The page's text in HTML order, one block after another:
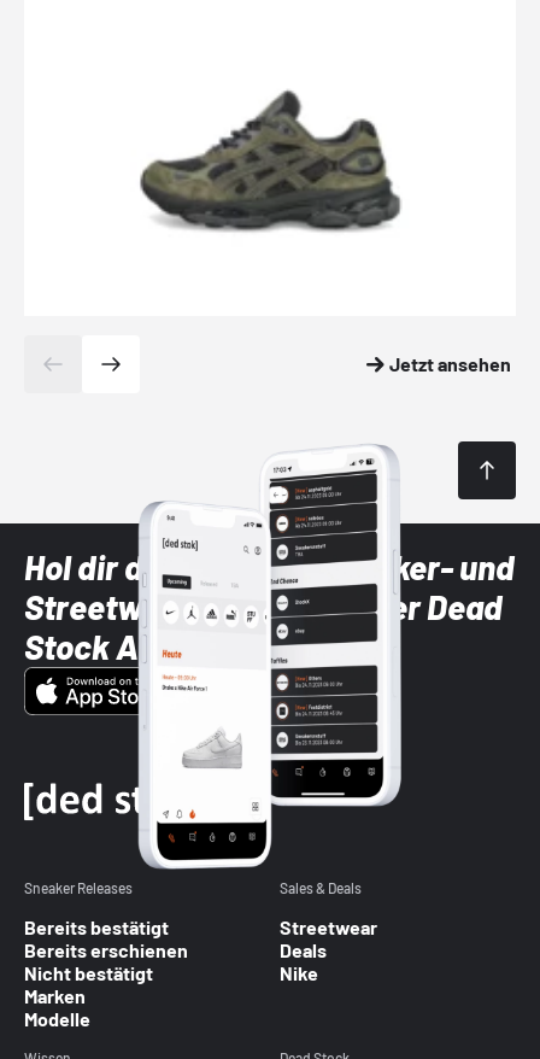
Jetzt ansehen
Hol dir die neuesten Sneaker- und
Streetwear-Brands mit der Dead
Stock App
Sneaker Releases
Bereits bestätigt
Bereits erschienen
Nicht bestätigt
Marken
Modelle
Sales & Deals
Streetwear
Deals
Nike